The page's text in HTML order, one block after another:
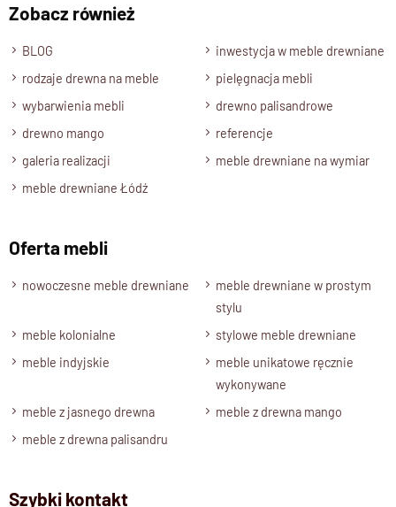
Palisander Brąz, Palisander- Ciemny brąz, Palisander
Naturalny , Mango Naturalne
Zmontowany ,
półki ruchome z możliwością wyjmowania
Zobacz również
BLOG
inwestycja w meble drewniane
rodzaje drewna na meble
pielęgnacja mebli
wybarwienia mebli
drewno palisandrowe
drewno mango
referencje
galeria realizacji
meble drewniane na wymiar
meble drewniane Łódź
Oferta mebli
nowoczesne meble drewniane
meble drewniane w prostym
stylu
meble kolonialne
stylowe meble drewniane
meble indyjskie
meble unikatowe ręcznie
wykonywane
meble z jasnego drewna
meble z drewna mango
meble z drewna palisandru
Szybki kontakt